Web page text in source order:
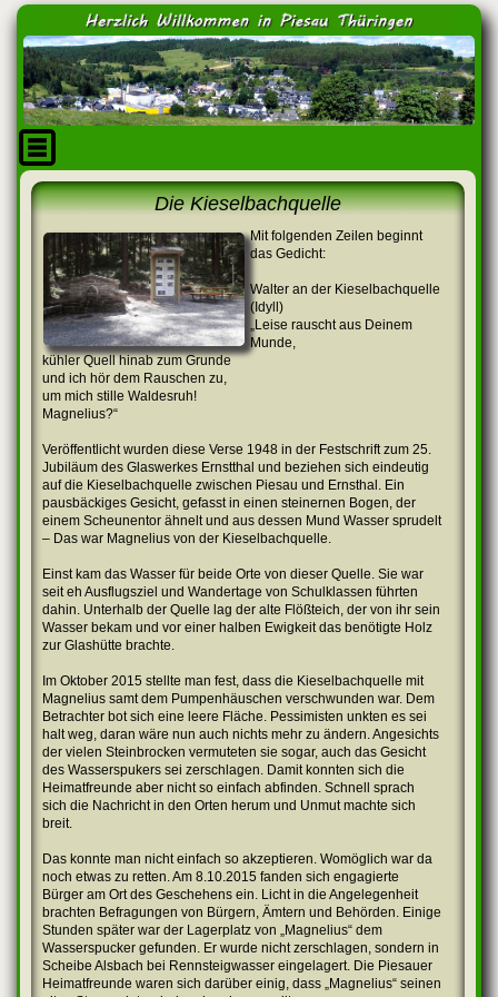
Die Kieselbachquelle
Mit folgenden Zeilen beginnt
das Gedicht:
Walter an der Kieselbachquelle
(Idyll)
„Leise rauscht aus Deinem
Munde,
kühler Quell hinab zum Grunde
und ich hör dem Rauschen zu,
um mich stille Waldesruh!
Magnelius?“
Veröffentlicht wurden diese Verse 1948 in der Festschrift zum 25.
Jubiläum des Glaswerkes Ernstthal und beziehen sich eindeutig
auf die Kieselbachquelle zwischen Piesau und Ernsthal. Ein
pausbäckiges Gesicht, gefasst in einen steinernen Bogen, der
einem Scheunentor ähnelt und aus dessen Mund Wasser sprudelt
– Das war Magnelius von der Kieselbachquelle.
Einst kam das Wasser für beide Orte von dieser Quelle. Sie war
seit eh Ausflugsziel und Wandertage von Schulklassen führten
dahin. Unterhalb der Quelle lag der alte Flößteich, der von ihr sein
Wasser bekam und vor einer halben Ewigkeit das benötigte Holz
zur Glashütte brachte.
Im Oktober 2015 stellte man fest, dass die Kieselbachquelle mit
Magnelius samt dem Pumpenhäuschen verschwunden war. Dem
Betrachter bot sich eine leere Fläche. Pessimisten unkten es sei
halt weg, daran wäre nun auch nichts mehr zu ändern. Angesichts
der vielen Steinbrocken vermuteten sie sogar, auch das Gesicht
des Wasserspukers sei zerschlagen. Damit konnten sich die
Heimatfreunde aber nicht so einfach abfinden. Schnell sprach
sich die Nachricht in den Orten herum und Unmut machte sich
breit.
Das konnte man nicht einfach so akzeptieren. Womöglich war da
noch etwas zu retten. Am 8.10.2015 fanden sich engagierte
Bürger am Ort des Geschehens ein. Licht in die Angelegenheit
brachten Befragungen von Bürgern, Ämtern und Behörden. Einige
Stunden später war der Lagerplatz von „Magnelius“ dem
Wasserspucker gefunden. Er wurde nicht zerschlagen, sondern in
Scheibe Alsbach bei Rennsteigwasser eingelagert. Die Piesauer
Heimatfreunde waren sich darüber einig, dass „Magnelius“ seinen